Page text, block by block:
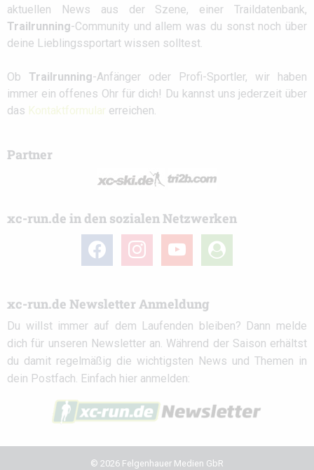
aktuellen News aus der Szene, einer Traildatenbank,
Trailrunning-Community und allem was du sonst noch über
deine Lieblingssportart wissen solltest.
Ob Trailrunning-Anfänger oder Profi-Sportler, wir haben
immer ein offenes Ohr für dich! Du kannst uns jederzeit über
das Kontaktformular erreichen.
Partner
xc-run.de in den sozialen Netzwerken
facebook instagramyoutube
user-
circle
xc-run.de Newsletter Anmeldung
Du willst immer auf dem Laufenden bleiben? Dann melde
dich für unseren Newsletter an. Während der Saison erhältst
du damit regelmäßig die wichtigsten News und Themen in
dein Postfach. Einfach hier anmelden:
© 2026 Felgenhauer Medien GbR